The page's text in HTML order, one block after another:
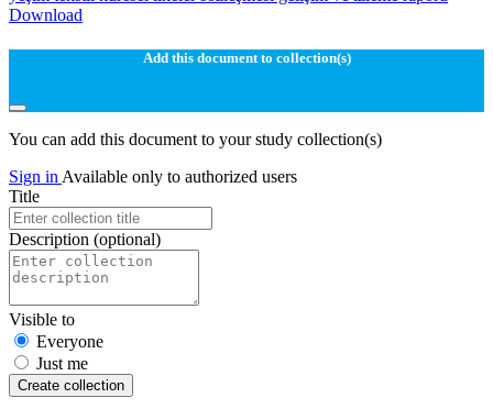
Download
Add this document to collection(s)
You can add this document to your study collection(s)
Sign in Available only to authorized users
Title
Description (optional)
Visible to
Everyone
Just me
Create collection